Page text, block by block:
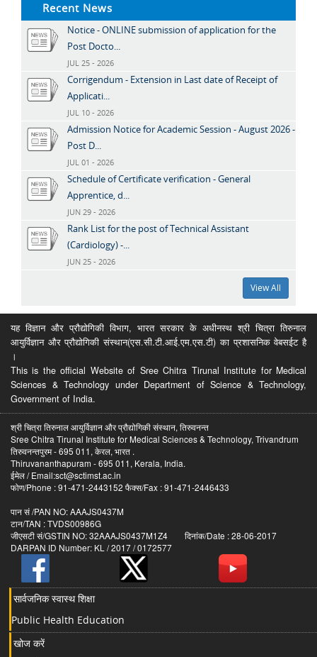
Recent News
Notice - ONLINE submission of application for the
Post Docto...
JUL 25 - 2026
Corrigendum - Extension in Last date of Receipt of
Applicati...
JUL 10 - 2026
Admission Notice for Academic Session - August 2026 -
Post D...
JUL 01 - 2026
Schedule of Certificate verification - General
Apprentice, d...
JUN 29 - 2026
Rank List for the post of Technical Assistant
(Cardiology) -...
JUN 25 - 2026
View All
यह विज्ञान और प्रौद्योगिकी विभाग, भारत सरकार के अधीनस्थ श्री चित्रा तिरुनाल
आयुर्विज्ञान और प्रौद्योगिकी संस्थान(एस.सी.टी.आई.एम.एस.टी) का प्रशासनिक वेबसईट है
।
This is the official Website of Sree Chitra Tirunal Institute for Medical
Sciences & Technology under Department of Science & Technology,
Government of India.
श्री चित्रा तिरुनाल आयुर्विज्ञान और प्रौद्योगिकी संस्थान, तिरुवनन्त
Sree Chitra Tirunal Institute for Medical Sciences & Technology, Trivandrum
तिरुवनन्तपुरम - 695 011, केरल, भारत .
Thiruvananthapuram - 695 011, Kerala, India.
ईमेल / Email:sct@sctimst.ac.in
फोण/Phone : 91-471-2443152 फैक्स/Fax : 91-471-2446433
पान सं /PAN NO: AAAJS0437M
टान/TAN : TVDS00986G
जीएसटी सं/GSTIN NO: 32AAAJS0437M1Z4 दिनांक/Date : 28-06-2017
DARPAN ID Number: KL / 2017 / 0172577
सार्वजनिक स्वास्थ शिक्षा
Public Health Education
खोज करें